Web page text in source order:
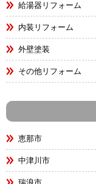
給湯器リフォーム
内装リフォーム
外壁塗装
その他リフォーム
恵那市
中津川市